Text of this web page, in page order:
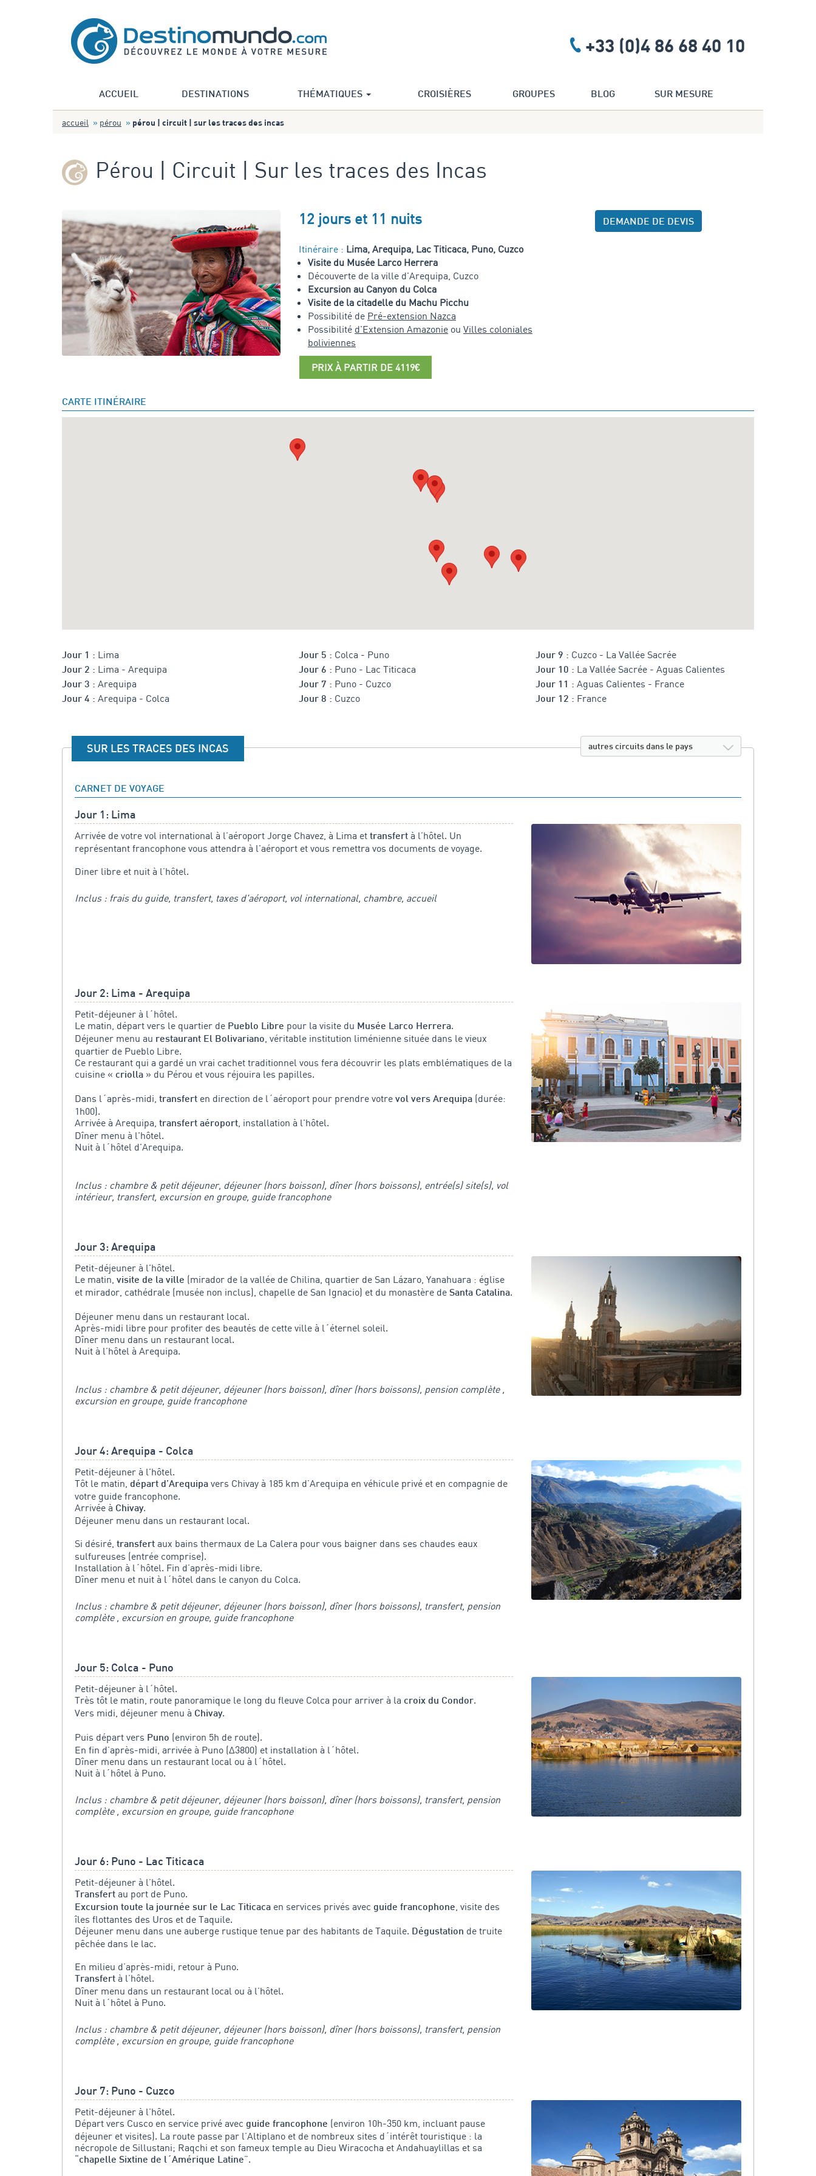
+33 (0)4 86 68 40 10
ACCUEIL DESTINATIONS THÉMATIQUES CROISIÈRES GROUPES BLOG SUR MESURE
accueil pérou pérou | circuit | sur les traces des incas
Pérou | Circuit | Sur les traces des Incas
12 jours et 11 nuits
Itinéraire : Lima, Arequipa, Lac Titicaca, Puno, Cuzco
Visite du Musée Larco Herrera
Découverte de la ville d'Arequipa, Cuzco
Excursion au Canyon du Colca
Visite de la citadelle du Machu Picchu
Possibilité de Pré-extension Nazca
Possibilité d'Extension Amazonie ou Villes coloniales
boliviennes
PRIX À PARTIR DE 4119€
DEMANDE DE DEVIS
CARTE ITINÉRAIRE
Jour 1 : Lima
Jour 2 : Lima - Arequipa
Jour 3 : Arequipa
Jour 4 : Arequipa - Colca
Jour 5 : Colca - Puno
Jour 6 : Puno - Lac Titicaca
Jour 7 : Puno - Cuzco
Jour 8 : Cuzco
Jour 9 : Cuzco - La Vallée Sacrée
Jour 10 : La Vallée Sacrée - Aguas Calientes
Jour 11 : Aguas Calientes - France
Jour 12 : France
SUR LES TRACES DES INCAS autres circuits dans le pays
CARNET DE VOYAGE
Jour 1: Lima
Arrivée de votre vol international à l’aéroport Jorge Chavez, à Lima et transfert à l’hôtel. Un
représentant francophone vous attendra à l'aéroport et vous remettra vos documents de voyage.
Diner libre et nuit à l’hôtel.
Inclus : frais du guide, transfert, taxes d'aéroport, vol international, chambre, accueil
Jour 2: Lima - Arequipa
Petit-déjeuner à l´hôtel.
Le matin, départ vers le quartier de Pueblo Libre pour la visite du Musée Larco Herrera.
Déjeuner menu au restaurant El Bolivariano
, véritable institution liménienne située dans le vieux
quartier de Pueblo Libre.
Ce restaurant qui a gardé un vrai cachet traditionnel vous fera découvrir les plats emblématiques de la
cuisine « criolla » du Pérou et vous réjouira les papilles.
Dans l´après-midi,
transfert en direction de l´aéroport pour prendre votre vol vers Arequipa (durée:
1h00).
Arrivée à Arequipa,
transfert aéroport
, installation à l'hôtel.
Dîner menu à l'hôtel.
Nuit à l´hôtel d'Arequipa.
Inclus : chambre & petit déjeuner, déjeuner (hors boisson), dîner (hors boissons), entrée(s) site(s), vol
intérieur, transfert, excursion en groupe, guide francophone
Jour 3: Arequipa
Petit-déjeuner à l'hôtel.
Le matin,
visite de la ville (mirador de la vallée de Chilina, quartier de San Lázaro, Yanahuara : église
et mirador, cathédrale (musée non inclus), chapelle de San Ignacio) et du monastère de Santa Catalina.
Déjeuner menu dans un restaurant local.
Après-midi libre pour profiter des beautés de cette ville à l´éternel soleil.
Dîner menu dans un restaurant local.
Nuit à l’hôtel à Arequipa.
Inclus : chambre & petit déjeuner, déjeuner (hors boisson), dîner (hors boissons), pension complète ,
excursion en groupe, guide francophone
Jour 4: Arequipa - Colca
Petit-déjeuner à l'hôtel.
Tôt le matin,
départ d’Arequipa vers Chivay à 185 km d’Arequipa en véhicule privé et en compagnie de
votre guide francophone.
Arrivée à Chivay.
Déjeuner menu dans un restaurant local.
Si désiré, transfert aux bains thermaux de La Calera pour vous baigner dans ses chaudes eaux
sulfureuses (entrée comprise).
Installation à l´hôtel. Fin d’après-midi libre.
Dîner menu et nuit à l´hôtel dans le canyon du Colca.
Inclus : chambre & petit déjeuner, déjeuner (hors boisson), dîner (hors boissons), transfert, pension
complète , excursion en groupe, guide francophone
Jour 5: Colca - Puno
Petit-déjeuner à l´hôtel.
Très tôt le matin, route panoramique le long du fleuve Colca pour arriver à la croix du Condor.
Vers midi, déjeuner menu à Chivay.
Puis départ vers Puno (environ 5h de route).
En fin d’après-midi, arrivée à Puno (Δ3800) et installation à l´hôtel.
Dîner menu dans un restaurant local ou à l´hôtel.
Nuit à l´hôtel à Puno.
Inclus : chambre & petit déjeuner, déjeuner (hors boisson), dîner (hors boissons), transfert, pension
complète , excursion en groupe, guide francophone
Jour 6: Puno - Lac Titicaca
Petit-déjeuner à l’hôtel.
Transfert au port de Puno.
Excursion toute la journée sur le Lac Titicaca en services privés avec guide francophone
, visite des
îles flottantes des Uros et de Taquile.
Déjeuner menu dans une auberge rustique tenue par des habitants de Taquile.
Dégustation de truite
pêchée dans le lac.
En milieu d’après-midi, retour à Puno.
Transfert à l’hôtel.
Dîner menu dans un restaurant local ou à l’hôtel.
Nuit à l´hôtel à Puno.
Inclus : chambre & petit déjeuner, déjeuner (hors boisson), dîner (hors boissons), transfert, pension
complète , excursion en groupe, guide francophone
Jour 7: Puno - Cuzco
Petit-déjeuner à l’hôtel.
Départ vers Cusco en service privé avec guide francophone (environ 10h-350 km, incluant pause
déjeuner et visites). La route passe par l’Altiplano et de nombreux sites d´intérêt touristique : la
nécropole de Sillustani; Raqchi et son fameux temple au Dieu Wiracocha et Andahuaylillas et sa
“chapelle Sixtine de l´Amérique Latine”.